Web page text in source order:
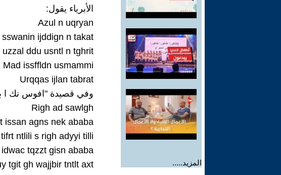
المزيد.....
الأبرياء يقول:
Azul n uqryan
ijddign n takat
uzzal ddu usntl n tghrit
Mad issffldn usmammi
Urqqas ijlan tabrat
وفي قصيدة "افوس نك ا بابا
Righ ad sawlgh
issan agns nek ababa
ntlili s righ adyyi tilli
tqzzt gisn ababa
tgit gh wajjbir tntlt axt